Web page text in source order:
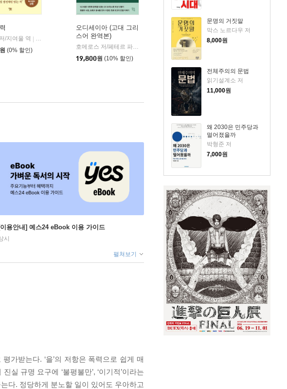
문명의 거짓말
막스 노르다우 저
8,000원
전체주의의 문법
읽기설계소 저
11,000원
왜 2030은 민주당과
멀어졌을까
박형준 저
7,000원
/지여울 역 |
원 (0% 할인)
오디세이아 (고대 그리
스어 완역본)
|
19,800원 (10% 할인)
용안내] 예스24 eBook 이용 가이드
시
펼쳐보기
가받는다. ‘을’의 저항은 폭력으로 쉽게 매
실 규명 요구에 ‘불평불만’, ‘이기적’이라는
다. 정당하게 분노할 일이 있어도 우아하고